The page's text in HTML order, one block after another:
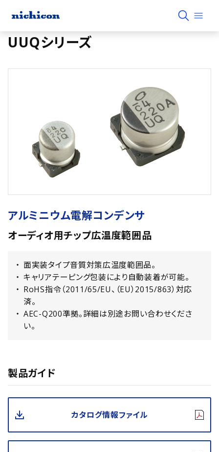
UUQシリーズ
アルミニウム電解コンデンサ
オーディオ用チップ広温度範囲品
面実装タイプ音質対策広温度範囲品。
キャリアテーピング包装により自動装着が可能。
RoHS指令（2011/65/EU、（EU）2015/863）対応
済。
AEC-Q200準拠。詳細は別途お問い合わせくださ
い。
製品ガイド
カタログ情報ファイル